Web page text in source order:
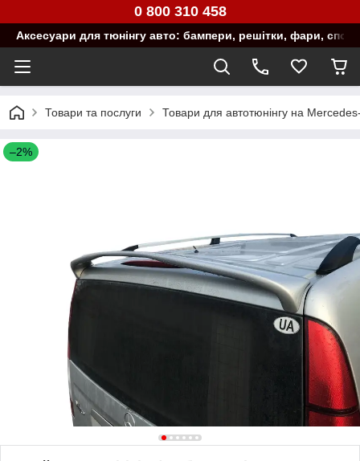
0 800 310 458
Аксесуари для тюнінгу авто: бампери, решітки, фари,
Товари та послуги Товари для автотюнінгу на
–2%